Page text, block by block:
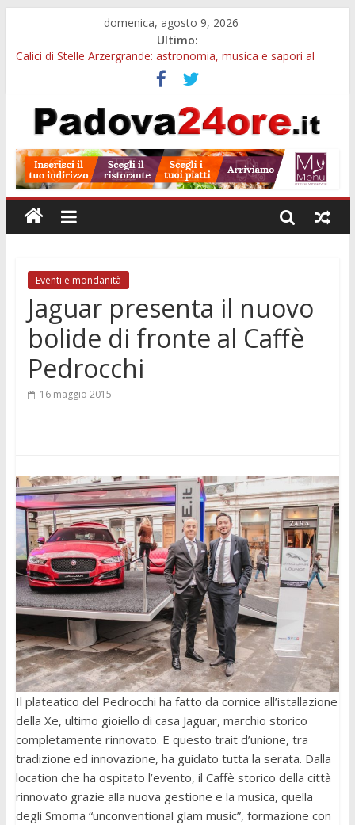
domenica, agosto 9, 2026
Ultimo:
Calici di Stelle Arzergrande: astronomia, musica e sapori al
Campo San Martino, il Museo della civiltà contadina apre gratis
durante la sagra
Notizie di Padova alle ore 10: Notte del Volo sold out, Tribano
Teatro per famiglie a Loreggia, la Bella Addormentata arriva
sul palco domenica sera
Restauro 2026, chiuse le domande: 2,5 milioni per formare
nuove competenze in Veneto
Eventi e mondanità
Jaguar presenta il nuovo
bolide di fronte al Caffè
Pedrocchi
16 maggio 2015
Il plateatico del Pedrocchi ha fatto da cornice all’istallazione
della Xe, ultimo gioiello di casa Jaguar, marchio storico
completamente rinnovato. E questo trait d’unione, tra
tradizione ed innovazione, ha guidato tutta la serata. Dalla
location che ha ospitato l’evento, il Caffè storico della città
rinnovato grazie alla nuova gestione e la musica, quella
degli Smoma “unconventional glam music”, formazione con